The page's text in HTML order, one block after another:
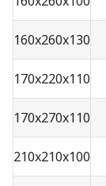
160x260x130
170x220x110
170x270x110
210x210x100